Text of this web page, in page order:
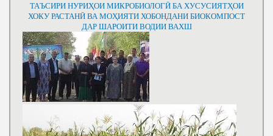
ТАЪСИРИ НУРИҲОИ МИКРОБИОЛОГӢ БА ХУСУСИЯТҲОИ
ХОКУ РАСТАНӢ ВА МОҲИЯТИ ХОБОНДАНИ БИОКОМПОСТ
ДАР ШАРОИТИ ВОДИИ ВАХШ